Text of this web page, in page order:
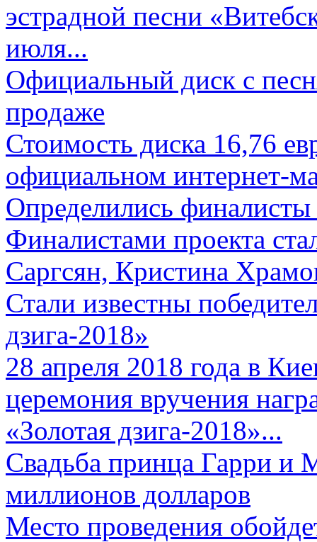
эстрадной песни
июля...
Официальный диск с
продаже
Стоимость диска 16,76
официальном интернет-
Определились
Финалистами проекта
Саргсян, Кристина
Стали известны
дзига-2018»
28 апреля 2018 года в
церемония вручения
«Золотая дзига-2018»...
Свадьба принца Гарри и
миллионов долларов
Место проведения